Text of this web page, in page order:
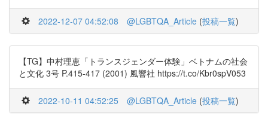
2022-12-07 04:52:08 @LGBTQA_Article (投稿一覧)
【TG】中村理恵「トランスジェンダー体験」ベトナムの社会
と文化 3号 P.415-417 (2001) 風響社 https://t.co/Kbr0spV053
2022-10-11 04:52:25 @LGBTQA_Article (投稿一覧)